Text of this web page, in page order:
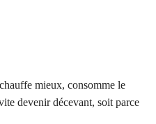
mieux, consomme le
devenir décevant, soit parce